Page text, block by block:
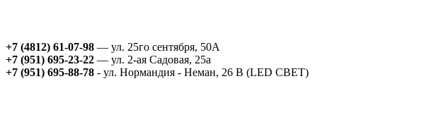
+7 (4812) 61-07-98 — ул. 25го сентября, 50А
+7 (951) 695-23-22 — ул. 2-ая Садовая, 25а
+7 (951) 695-88-78 - ул. Нормандия - Неман, 26 В (LED СВЕТ)